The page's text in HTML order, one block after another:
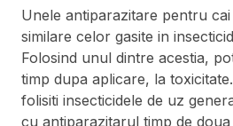
Unele antiparazitare pentru
similare celor gasite in
Folosind unul dintre acestia,
timp dupa aplicare, la
folisiti insecticidele de uz
cu antiparazitarul timp de